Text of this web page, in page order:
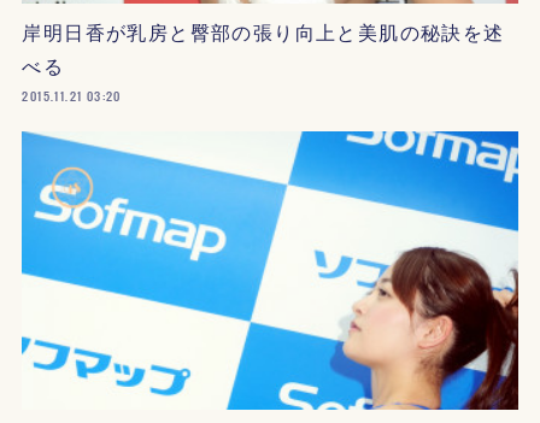
岸明日香が乳房と臀部の張り向上と美肌の秘訣を述
べる
2015.11.21 03:20